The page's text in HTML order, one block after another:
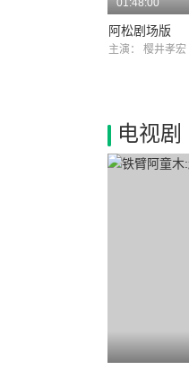
01:48:00
阿松剧场版
主演： 樱井孝宏
电视剧